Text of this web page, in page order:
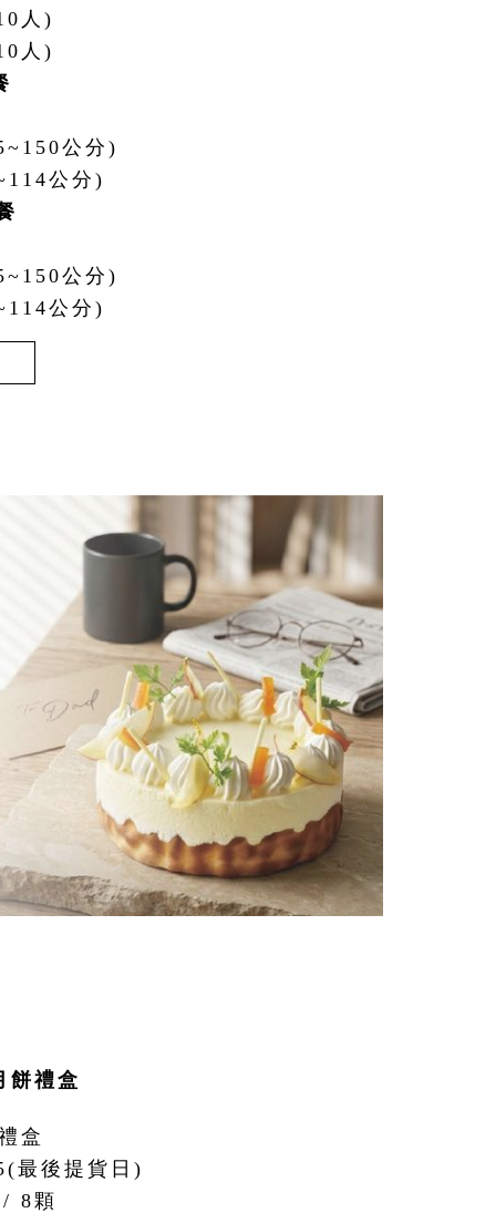
人)
人)
公分)
公分)
公分)
公分)
餅禮盒
盒
最後提貨日)
8顆